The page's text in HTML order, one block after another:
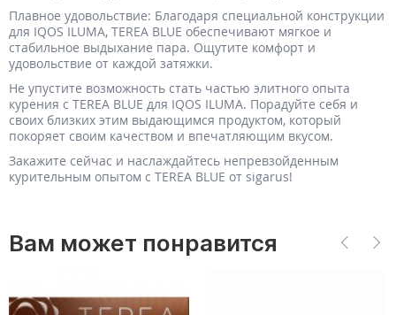
Плавное удовольствие: Благодаря специальной конструкции
для IQOS ILUMA, TEREA BLUE обеспечивают мягкое и
стабильное выдыхание пара. Ощутите комфорт и
удовольствие от каждой затяжки.
Не упустите возможность стать частью элитного опыта
курения с TEREA BLUE для IQOS ILUMA. Порадуйте себя и
своих близких этим выдающимся продуктом, который
покоряет своим качеством и впечатляющим вкусом.
Закажите сейчас и наслаждайтесь непревзойденным
курительным опытом с TEREA BLUE от sigarus!
Вам может понравится